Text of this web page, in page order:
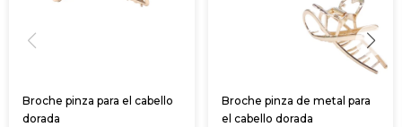
Broche pinza para el cabello
dorada
Broche pinza de metal para
el cabello dorada